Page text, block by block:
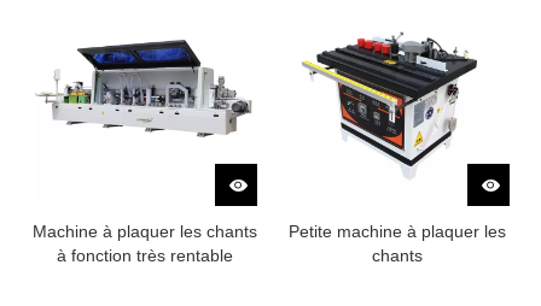
Machine à plaquer les chants
à fonction très rentable
Petite machine à plaquer les
chants